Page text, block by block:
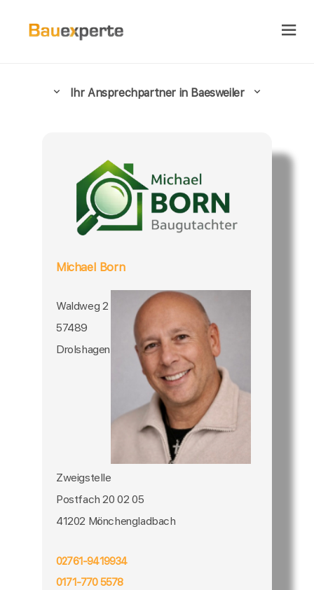
Ihr Ansprechpartner in Baesweiler
Michael Born
Waldweg 2
57489
Drolshagen
Zweigstelle
Postfach 20 02 05
41202 Mönchengladbach
02761-9419934
0171-770 5578